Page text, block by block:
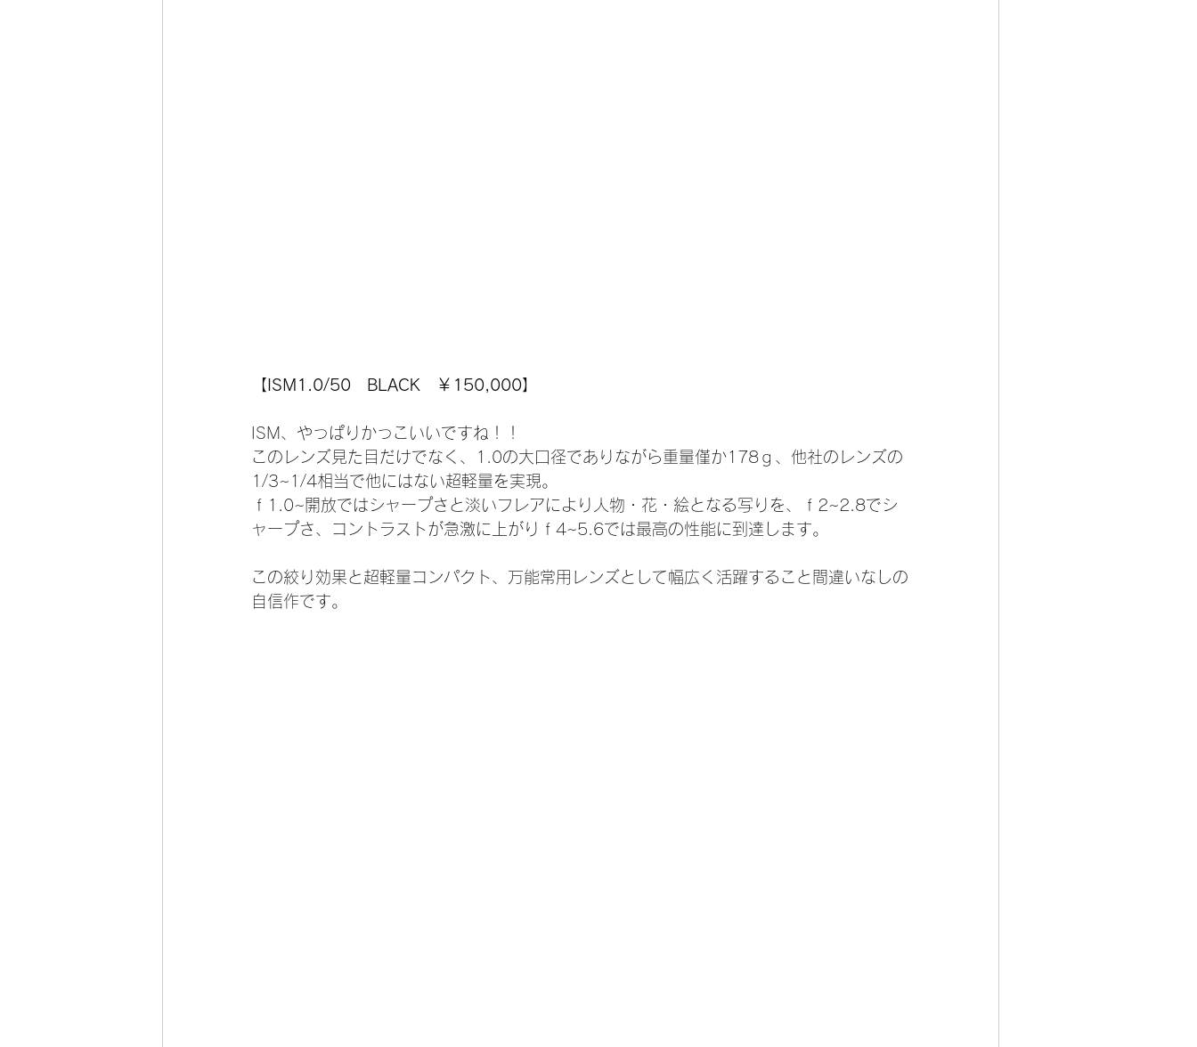
【ISM1.0/50　BLACK　￥150,000】
ISM、やっぱりかっこいいですね！！
このレンズ見た目だけでなく、1.0の大口径でありながら重量僅か178ｇ、他社のレンズの
1/3~1/4相当で他にはない超軽量を実現。
ｆ1.0~開放ではシャープさと淡いフレアにより人物・花・絵となる写りを、ｆ2~2.8でシ
ャープさ、コントラストが急激に上がりｆ4~5.6では最高の性能に到達します。
この絞り効果と超軽量コンパクト、万能常用レンズとして幅広く活躍すること間違いなしの
自信作です。